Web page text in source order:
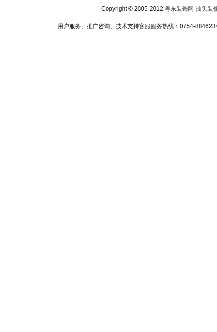
Copyright © 2005-2012 粤东装饰网-汕头装
用户服务、推广咨询、技术支持客服服务热线：0754-